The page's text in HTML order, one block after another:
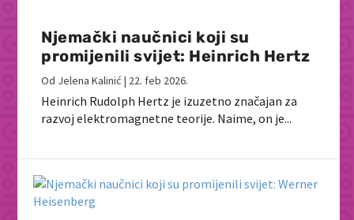
Njemački naučnici koji su
promijenili svijet: Heinrich Hertz
Od Jelena Kalinić | 22. feb 2026.
Heinrich Rudolph Hertz je izuzetno značajan za
razvoj elektromagnetne teorije. Naime, on je...